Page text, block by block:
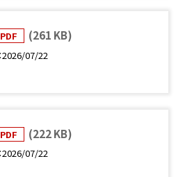
PDF (261 KB)
2026/07/22
PDF (222 KB)
2026/07/22